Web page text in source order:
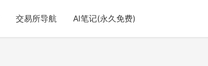
交易所导航 AI笔记(永久免费)